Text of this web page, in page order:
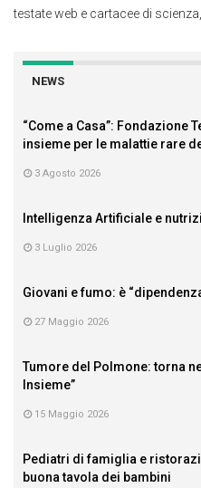
testate web e cartacee di scienza,
NEWS
“Come a Casa”: Fondazione
insieme per le malattie rare
3 Agosto 2026
Intelligenza Artificiale e
3 Luglio 2026
Giovani e fumo: è
27 Maggio 2026
Tumore del Polmone: torna
Insieme”
15 Maggio 2026
Pediatri di famiglia e
buona tavola dei bambini